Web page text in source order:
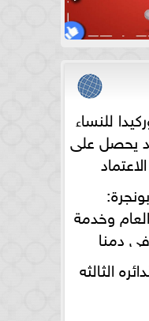
للنساء
يحصل على
وخدمة
دمنا
الثالثه